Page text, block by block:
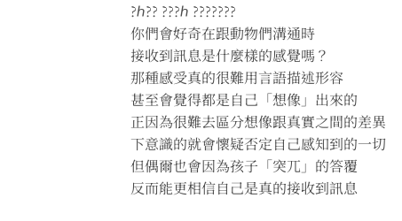
?ℎ?? ???ℎ ???????
你們會好奇在跟動物們溝通時
接收到訊息是什麼樣的感覺嗎？
那種感受真的很難用言語描述形容
甚至會覺得都是自己「想像」出來的
正因為很難去區分想像跟真實之間的差異
下意識的就會懷疑否定自己感知到的一切
但偶爾也會因為孩子「突兀」的答覆
反而能更相信自己是真的接收到訊息